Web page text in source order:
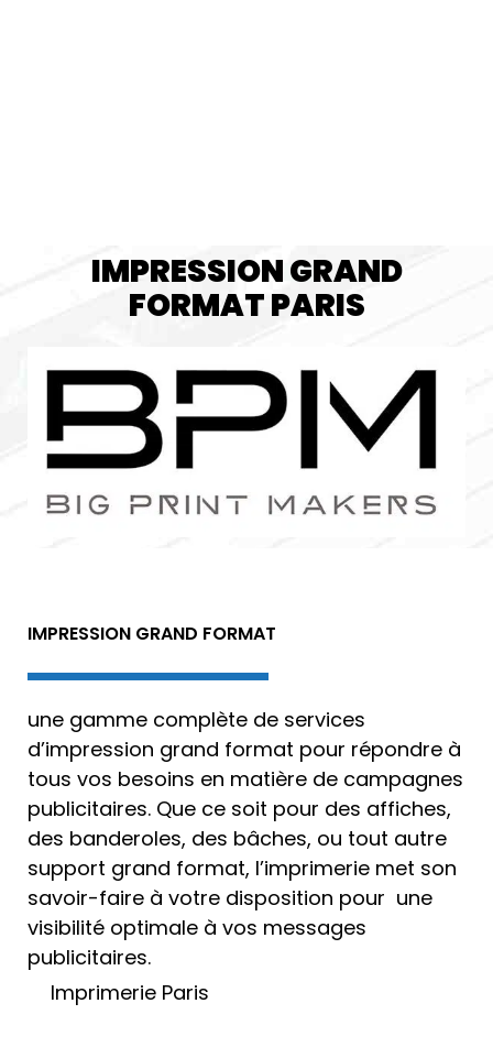
IMPRESSION GRAND
FORMAT PARIS
IMPRESSION GRAND FORMAT
une gamme complète de services
d’impression grand format pour répondre à
tous vos besoins en matière de campagnes
publicitaires. Que ce soit pour des affiches,
des banderoles, des bâches, ou tout autre
support grand format, l’imprimerie met son
savoir-faire à votre disposition pour une
visibilité optimale à vos messages
publicitaires.
Imprimerie Paris